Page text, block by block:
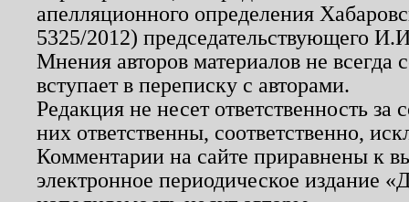
апелляционного определения
5325/2012) председательствующего
Мнения авторов материалов не
вступает в переписку с авторами.
Редакция не несет ответственность
них ответственны, соответственно,
Комментарии на сайте приравнены к
электронное периодическое издание